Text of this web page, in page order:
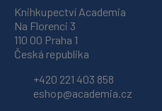
Knihkupectví Academia
Na Florenci 3
110 00 Praha 1
Česká republika
+420 221 403 858
eshop@academia.cz